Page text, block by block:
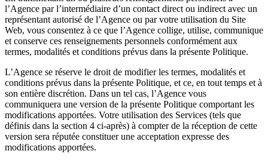
l’Agence par l’intermédiaire d’un contact direct ou indirect avec un
représentant autorisé de l’Agence ou par votre utilisation du Site
Web, vous consentez à ce que l’Agence collige, utilise, communique
et conserve ces renseignements personnels conformément aux
termes, modalités et conditions prévus dans la présente Politique.
L’Agence se réserve le droit de modifier les termes, modalités et
conditions prévus dans la présente Politique, et ce, en tout temps et à
son entière discrétion. Dans un tel cas, l’Agence vous
communiquera une version de la présente Politique comportant les
modifications apportées. Votre utilisation des Services (tels que
définis dans la section 4 ci-après) à compter de la réception de cette
version sera réputée constituer une acceptation expresse des
modifications apportées.